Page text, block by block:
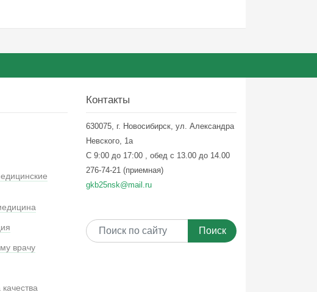
врачу
Контакты
630075, г. Новосибирск, ул. Александра
Невского, 1а
С 9:00 до 17:00 , обед с 13.00 до 14.00
276-74-21 (приемная)
gkb25nsk@mail.ru
Поиск